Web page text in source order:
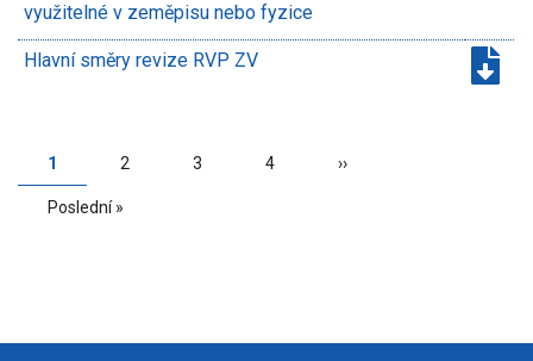
využitelné v zeměpisu nebo fyzice
Hlavní směry revize RVP ZV
PAGINATION
Aktuální
1 Page
2 Page
3 Page
4
Následující
››
Poslední
Poslední »